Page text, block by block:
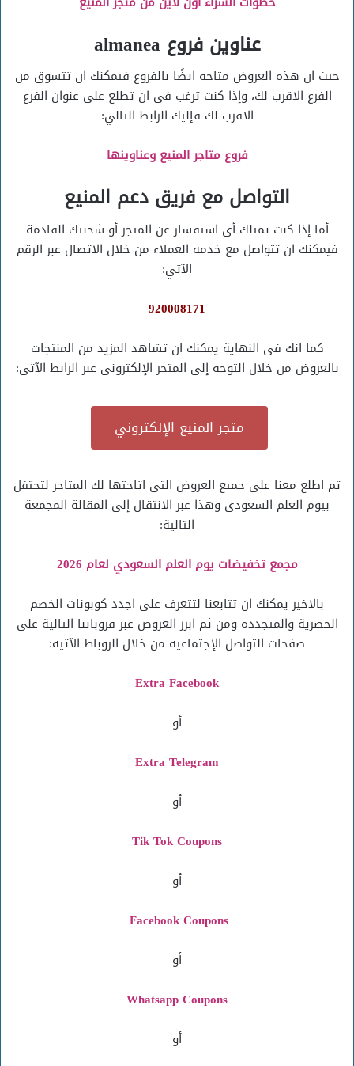
عناوين فروع almanea
حيث ان هذه العروض متاحه ايضًا بالفروع فيمكنك ان تتسوق من
الفرع الاقرب لك، وإذا كنت ترغب فى ان تطلع على عنوان الفرع
الاقرب لك فإليك الرابط التالي:
فروع متاجر المنيع وعناوينها
التواصل مع فريق دعم المنيع
أما إذا كنت تمتلك أى استفسار عن المتجر أو شحنتك القادمة
فيمكنك ان تتواصل مع خدمة العملاء من خلال الاتصال عبر الرقم
الآتي:
920008171
كما انك فى النهاية يمكنك ان تشاهد المزيد من المنتجات
بالعروض من خلال التوجه إلى المتجر الإلكتروني عبر الرابط الآتي:
متجر المنيع الإلكتروني
ثم اطلع معنا على جميع العروض التى اتاحتها لك المتاجر لتحتفل
بيوم العلم السعودي وهذا عبر الانتقال إلى المقالة المجمعة
التالية:
مجمع تخفيضات يوم العلم السعودي لعام 2026
بالاخير يمكنك ان تتابعنا لتتعرف على اجدد كوبونات الخصم
الحصرية والمتجددة ومن ثم ابرز العروض عبر قروباتنا التالية على
صفحات التواصل الإجتماعية من خلال الروباط الآتية:
Extra Facebook
أو
Extra Telegram
أو
Tik Tok Coupons
أو
Facebook Coupons
أو
Whatsapp Coupons
أو